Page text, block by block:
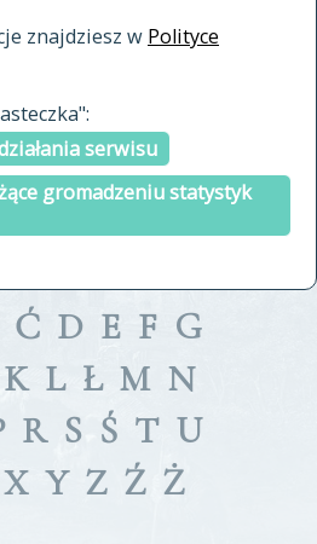
znajdziesz w Polityce
serwisu
gromadzeniu statystyk
a tergo
Ć D E F G
K L Ł M N
R S Ś T U
X Y Z Ź Ż